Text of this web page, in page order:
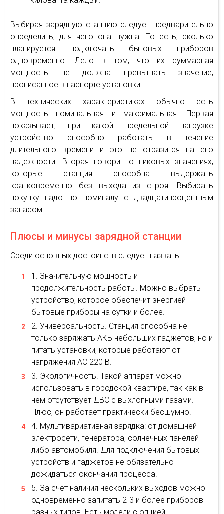
Выбирая зарядную станцию следует предварительно
определить, для чего она нужна. То есть, сколько
планируется подключать бытовых приборов
одновременно. Дело в том, что их суммарная
мощность не должна превышать значение,
прописанное в паспорте установки.
В технических характеристиках обычно есть
мощность номинальная и максимальная. Первая
показывает, при какой предельной нагрузке
устройство способно работать в течение
длительного времени и это не отразится на его
надежности. Вторая говорит о пиковых значениях,
которые станция способна выдержать
кратковременно без выхода из строя. Выбирать
покупку надо по номиналу с двадцатипроцентным
запасом.
Плюсы и минусы зарядной станции
Среди основных достоинств следует назвать:
Значительную мощность и
продолжительность работы. Можно выбрать
устройство, которое обеспечит энергией
бытовые приборы на сутки и более.
Универсальность. Станция способна не
только заряжать АКБ небольших гаджетов, но и
питать установки, которые работают от
напряжения АС 220 В.
Экологичность. Такой аппарат можно
использовать в городской квартире, так как в
нем отсутствует ДВС с выхлопными газами.
Плюс, он работает практически бесшумно.
Мультивариативная зарядка: от домашней
электросети, генератора, солнечных панелей
либо автомобиля. Для подключения бытовых
устройств и гаджетов не обязательно
дожидаться окончания процесса.
За счет наличия нескольких выходов можно
одновременно запитать 2-3 и более приборов